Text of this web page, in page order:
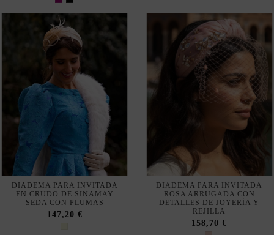
DIADEMA PARA INVITADA
EN CRUDO DE SINAMAY
SEDA CON PLUMAS
147,20 €
DIADEMA PARA INVITADA
ROSA ARRUGADA CON
DETALLES DE JOYERÍA Y
REJILLA
158,70 €